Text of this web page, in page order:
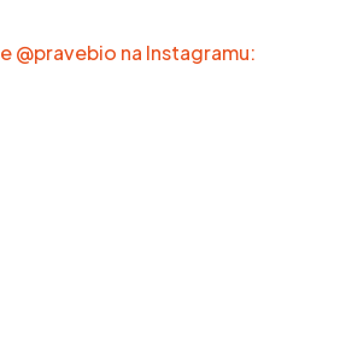
@pravebio na Instagramu: